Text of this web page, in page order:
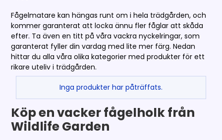
Fågelmatare kan hängas runt om i hela trädgården, och
kommer garanterat att locka ännu fler fåglar att skåda
efter. Ta även en titt på våra vackra nyckelringar, som
garanterat fyller din vardag med lite mer färg. Nedan
hittar du alla våra olika kategorier med produkter för ett
rikare uteliv i trädgården.
Inga produkter har påträffats.
Köp en vacker fågelholk från
Wildlife Garden